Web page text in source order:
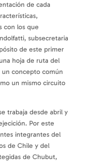
de cada
con los que
subsecretaria
de este primer
hoja de ruta del
concepto común
un mismo circuito
trabaja desde abril y
Por este
integrantes del
de Chile y del
de Chubut,